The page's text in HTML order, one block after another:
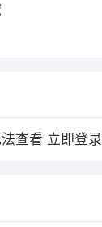
查看 立即登录